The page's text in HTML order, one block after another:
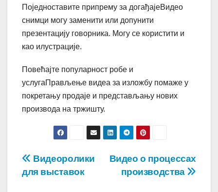
Поједноставите припрему за догађајеВидео
снимци могу заменити или допунити
презентацију говорника. Могу се користити и
као илустрације.
Повећајте популарност робе и
услугаПрављење видеа за изложбу помаже у
покретању продаје и представљању нових
производа на тржишту.
Post
navigation
Видео о процессах
производства
Видеоролики
для выставок